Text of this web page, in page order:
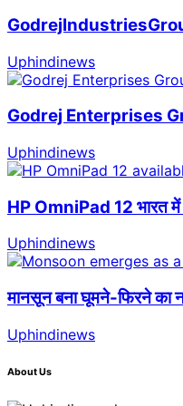
GodrejIndustriesGroup
Uphindinews
Godrej Enterprises
Uphindinews
HP OmniPad 12 भारत में
Uphindinews
मानसून बना घूमने-फिरने का
Uphindinews
About Us